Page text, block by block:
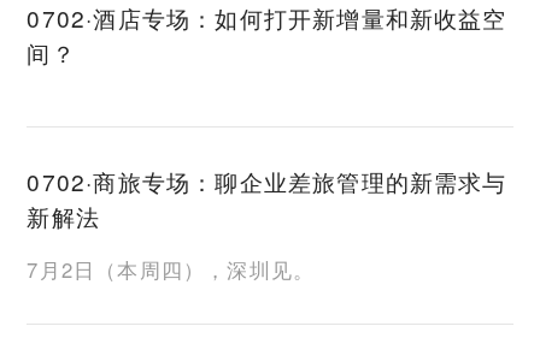
0702·酒店专场：如何打开新增量和新收益空
间？
0702·商旅专场：聊企业差旅管理的新需求与
新解法
7月2日（本周四），深圳见。